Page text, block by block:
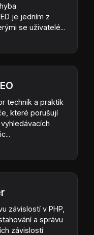
je jedním z
se uživatelé...
technik a praktik
které porušují
závislostí v PHP,
a správu
závislostí